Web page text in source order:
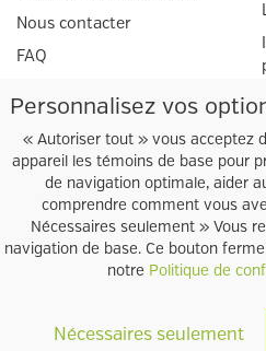
Personnalisez vos
« Autoriser tout » vous acceptez
appareil les témoins de base pour
de navigation optimale, aider
comprendre comment vous
Nécessaires seulement » Vous
navigation de base. Ce bouton
notre Politique de
Nécessaires seulement
Nous contacter
FAQ
SERVICES AUX
ÉTUDIANTS
Matériel scolaire
SERVICES AUX
ENSEIGNANTS